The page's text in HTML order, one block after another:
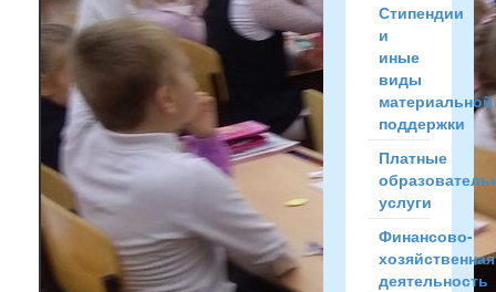
Стипендии
и
иные
виды
материальной
поддержки
Платные
услуги
Финансово-
хозяйственная
деятельность